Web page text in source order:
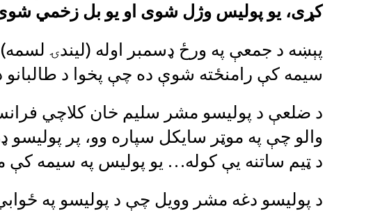
کړی، یو پولیس وژل شوی او یو بل زخمي
پېښه د جمعې په ورځ ډسمبر اوله (لیندۍ لسمه)
سیمه کې رامنځته شوې ده چې پخوا د طالبانو
د ضلعې د پولیسو مشر سلیم خان کلاچي
والو چې په موټر سایکل سپاره وو، پر
د ټیم ساتنه یې کوله… يو پوليس په سيمه کې
د پولیسو دغه مشر وویل چې د پولیسو په